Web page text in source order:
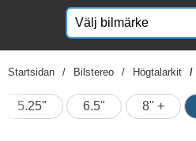
Startsidan Bilstereo Högtalarkit
5.25" 6.5" 8" +